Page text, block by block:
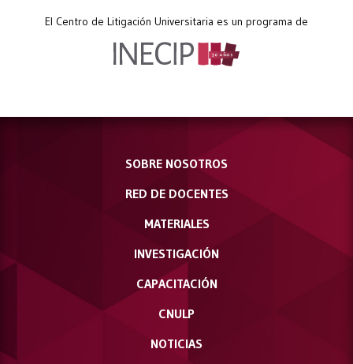
El Centro de Litigación Universitaria es un programa de
SOBRE NOSOTROS
RED DE DOCENTES
MATERIALES
INVESTIGACIÓN
CAPACITACIÓN
CNULP
NOTICIAS